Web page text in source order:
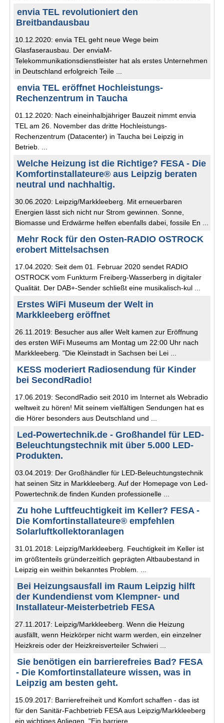
envia TEL revolutioniert den
Breitbandausbau
10.12.2020: envia TEL geht neue Wege beim
Glasfaserausbau. Der enviaM-
Telekommunikationsdienstleister hat als erstes Unternehmen
in Deutschland erfolgreich Teile ...
envia TEL eröffnet Hochleistungs-
Rechenzentrum in Taucha
01.12.2020: Nach eineinhalbjähriger Bauzeit nimmt envia
TEL am 26. November das dritte Hochleistungs-
Rechenzentrum (Datacenter) in Taucha bei Leipzig in
Betrieb. ...
Welche Heizung ist die Richtige? FESA - Die
Komfortinstallateure® aus Leipzig beraten
neutral und nachhaltig.
30.06.2020: Leipzig/Markkleeberg. Mit erneuerbaren
Energien lässt sich nicht nur Strom gewinnen. Sonne,
Biomasse und Erdwärme helfen ebenfalls dabei, fossile En ...
Mehr Rock für den Osten-RADIO OSTROCK
erobert Mittelsachsen
17.04.2020: Seit dem 01. Februar 2020 sendet RADIO
OSTROCK vom Funkturm Freiberg-Wasserberg in digitaler
Qualität. Der DAB+-Sender schließt eine musikalisch-kul ...
Erstes WiFi Museum der Welt in
Markkleeberg eröffnet
26.11.2019: Besucher aus aller Welt kamen zur Eröffnung
des ersten WiFi Museums am Montag um 22:00 Uhr nach
Markkleeberg. "Die Kleinstadt in Sachsen bei Lei ...
KESS moderiert Radiosendung für Kinder
bei SecondRadio!
17.06.2019: SecondRadio seit 2010 im Internet als Webradio
weltweit zu hören! Mit seinem vielfältigen Sendungen hat es
die Hörer besonders aus Deutschland und ...
Led-Powertechnik.de - Großhandel für LED-
Beleuchtungstechnik mit über 5.000 LED-
Produkten.
03.04.2019: Der Großhändler für LED-Beleuchtungstechnik
hat seinen Sitz in Markkleeberg. Auf der Homepage von Led-
Powertechnik.de finden Kunden professionelle ...
Zu hohe Luftfeuchtigkeit im Keller? FESA -
Die Komfortinstallateure® empfehlen
Solarluftkollektoranlagen
31.01.2018: Leipzig/Markkleeberg. Feuchtigkeit im Keller ist
im größtenteils gründerzeitlich geprägten Altbaubestand in
Leipzig ein weithin bekanntes Problem. ...
Bei Heizungsausfall im Raum Leipzig hilft
der Kundendienst vom Klempner- und
Installateur-Meister­betrieb FESA
27.11.2017: Leipzig/Markkleeberg. Wenn die Heizung
ausfällt, wenn Heizkörper nicht warm werden, ein einzelner
Heizkreis oder der Heiz­kreis­verteiler Schwieri ...
Sie benötigen ein barrierefreies Bad? FESA
- Die Komfortinstallateure wissen, was in
Leipzig am besten geht.
15.09.2017: Barrierefreiheit und Komfort schaffen - das ist
für den Sanitär-Fachbetrieb FESA aus Leipzig/Markkleeberg
ein wichtiges Anliegen. "Ein barriere ...